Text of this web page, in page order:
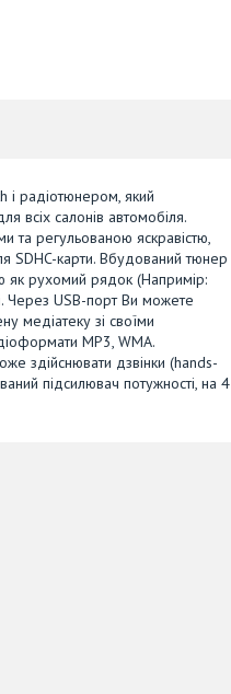
радіотюнером, який
всіх салонів автомобіля.
та регульованою яскравістю,
SDHC-карти. Вбудований тюнер
як рухомий рядок (Напримір:
Через USB-порт Ви можете
медіатеку зі своїми
MP3, WMA.
здійснювати дзвінки (hands-
підсилювач потужності, на 4